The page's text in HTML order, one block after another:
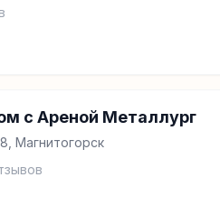
с Ареной Металлург
Магнитогорск